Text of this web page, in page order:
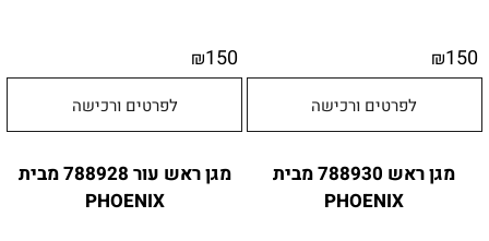
₪150
לפרטים ורכישה
₪150
לפרטים ורכישה
מגן ראש 788930 מבית
PHOENIX
מגן ראש עור 788928 מבית
PHOENIX